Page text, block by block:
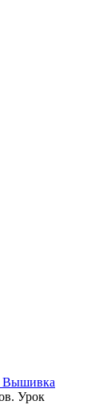
Вышивка
Урок